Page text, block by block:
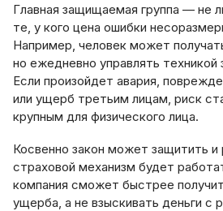
Главная защищаемая группа — не
те, у кого цена ошибки
Например, человек может
но ежедневно управлять техникой
Если произойдет авария,
или ущерб третьим лицам, риск
крупным для физического лица.
Косвенно закон может защитить и
страховой механизм будет
компания сможет быстрее
ущерба, а не взыскивать деньги с